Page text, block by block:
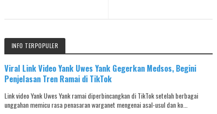
INFO TERPOPULER
Viral Link Video Yank Uwes Yank Gegerkan Medsos, Begini
Penjelasan Tren Ramai di TikTok
Link video Yank Uwes Yank ramai diperbincangkan di TikTok setelah berbagai
unggahan memicu rasa penasaran warganet mengenai asal-usul dan ko...